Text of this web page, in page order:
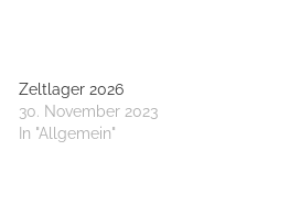
Zeltlager 2026
30. November 2023
In "Allgemein"